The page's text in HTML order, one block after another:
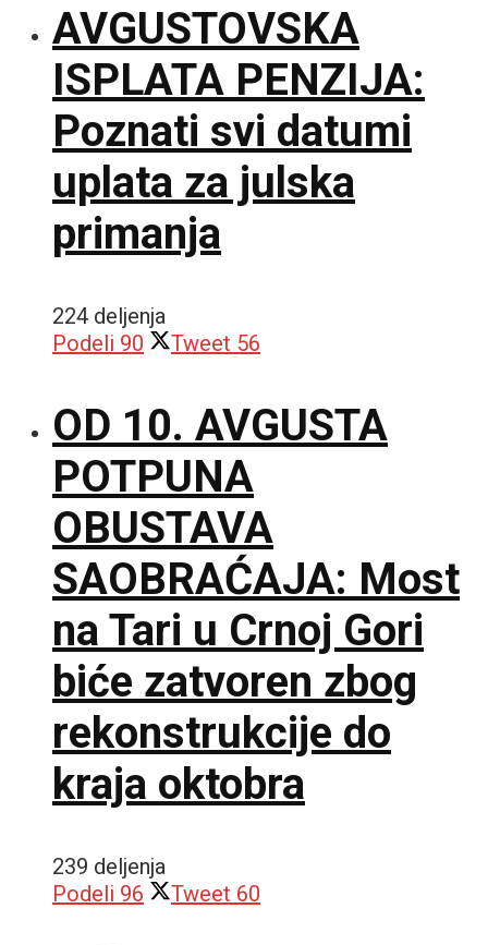
AVGUSTOVSKA
ISPLATA PENZIJA:
Poznati svi datumi
uplata za julska
primanja
224 deljenja
Podeli 90 Tweet 56
OD 10. AVGUSTA
POTPUNA
OBUSTAVA
SAOBRAĆAJA: Most
na Tari u Crnoj Gori
biće zatvoren zbog
rekonstrukcije do
kraja oktobra
239 deljenja
Podeli 96 Tweet 60